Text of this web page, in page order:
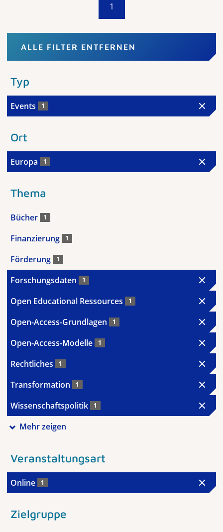
1
ALLE FILTER ENTFERNEN
Typ
Events 1
Ort
Europa 1
Thema
Bücher 1
Finanzierung 1
Förderung 1
Forschungsdaten 1
Open Educational Ressources 1
Open-Access-Grundlagen 1
Open-Access-Modelle 1
Rechtliches 1
Transformation 1
Wissenschaftspolitik 1
Mehr zeigen
Veranstaltungsart
Online 1
Zielgruppe